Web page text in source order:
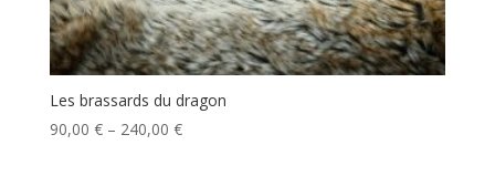
Les brassards du dragon
90,00 €– 240,00 €